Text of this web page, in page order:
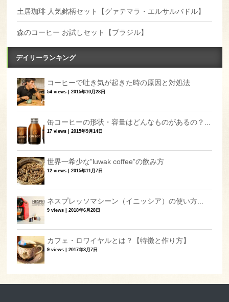
土居珈琲 人気銘柄セット【グァテマラ・エルサルバドル】
森のコーヒー お試しセット【ブラジル】
デイリーランキング
コーヒーで吐き気が起きた時の原因と対処法
54 views |2015年10月28日
缶コーヒーの形状・容量はどんなものがあるの？...
17 views |2015年9月14日
世界一希少な”luwak coffee”の飲み方
12 views |2015年11月7日
ネスプレッソマシーン（イニッシア）の使い方...
9 views |2018年6月28日
カフェ・ロワイヤルとは？【特徴と作り方】
9 views |2017年3月7日